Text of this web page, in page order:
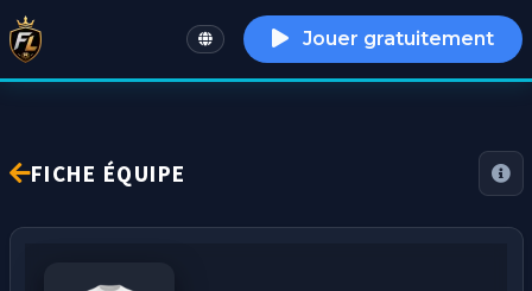
English Jouer gratuitement
FICHE ÉQUIPE